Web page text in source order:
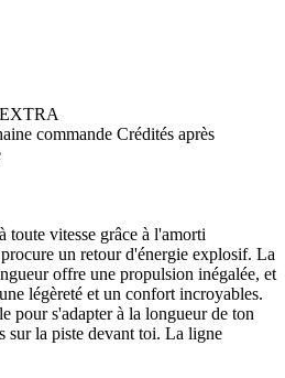
EXTRA
commande Crédités après
toute vitesse grâce à l'amorti
un retour d'énergie explosif. La
offre une propulsion inégalée, et
légèreté et un confort incroyables.
pour s'adapter à la longueur de ton
sur la piste devant toi. La ligne